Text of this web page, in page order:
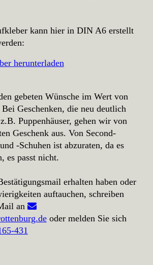
kann hier in DIN A6 erstellt
herunterladen
gebeten Wünsche im Wert von
Geschenken, die neu deutlich
Puppenhäuser, gehen wir von
Geschenk aus. Von Second-
-Schuhen ist abzuraten, da es
es passt nicht.
erhalten haben oder
auftauchen, schreiben
an
oder melden Sie sich
431